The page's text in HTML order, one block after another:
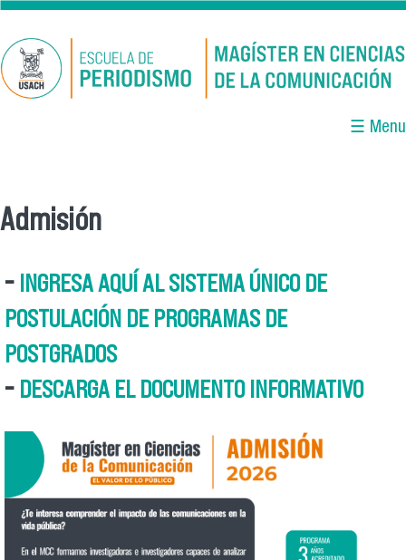
Pasar al contenido principal
☰ Menu
Admisión
- INGRESA AQUÍ AL SISTEMA ÚNICO DE
POSTULACIÓN DE PROGRAMAS DE
POSTGRADOS
- DESCARGA EL DOCUMENTO INFORMATIVO
1.png